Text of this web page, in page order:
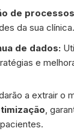
de
da sua clínica.
de dados:
e
a extrair o
,